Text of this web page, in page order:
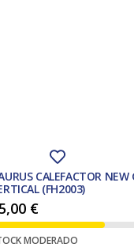
CALEFACTOR
(FH2003)
€
MODERADO